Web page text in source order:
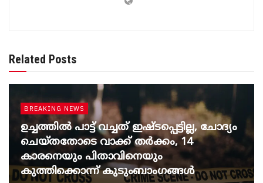
Related Posts
BREAKING NEWS
ഉച്ചത്തില്‍ പാട്ട് വച്ചത് ഇഷ്ടപ്പെട്ടില്ല, ചോദ്യം
ചെയ്തതോടെ വാക്ക് തര്‍ക്കം, 14
കാരനെയും പിതാവിനെയും
കുത്തിക്കൊന്ന് കുടുംബാംഗങ്ങള്‍